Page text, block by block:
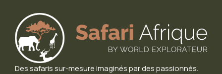
Des safaris sur-mesure imaginés par des passionnés.